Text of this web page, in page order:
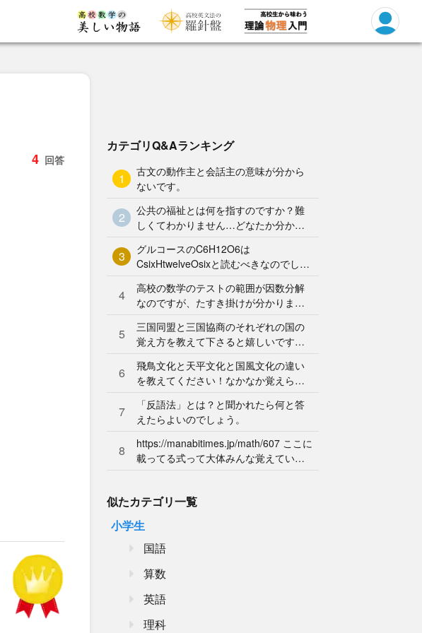
4 回答
カテゴリQ&Aランキング
1
古文の動作主と会話主の意味が分から
ないです。
2
公共の福祉とは何を指すのですか？難
しくてわかりません…どなたか分かり
3
グルコースのC6H12O6は
CsixHtwelveOsixと読むべきなのでしょ
く と
4
高校の数学のテストの範囲が因数分解
なのですが、たすき掛けが分かりませ
5
三国同盟と三国協商のそれぞれの国の
覚え方を教えて下さると嬉しいです。
6
飛鳥文化と天平文化と国風文化の違い
を教えてください！なかなか覚えられ
7
「反語法」とは？と聞かれたら何と答
えたらよいのでしょう。
8
https://manabitimes.jp/math/607 ここに
載ってる式って大体みんな覚えている
似たカテゴリ一覧
小学生
国語
算数
英語
理科